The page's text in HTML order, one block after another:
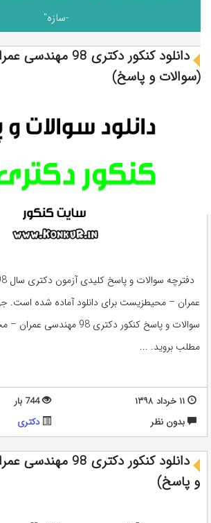
-سازه"
دانلود کنکور
(سوالات و پاسخ)
عمران – محیطزیست برای دانلود آماده شده است.
سوالات و پاسخ کنکور دکتری 98
مطلب بروید. ...
۱۱ خرداد ۱۳۹۸
744 بار
بدون نظر
دکتری
دانلود کنکور دکتری
و پاسخ)